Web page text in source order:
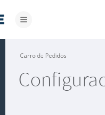
Alternar
Carro de Pedidos